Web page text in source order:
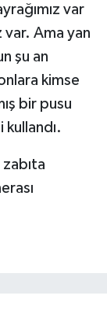
var
var. Ama yan
şu an
kimse
bir pusu